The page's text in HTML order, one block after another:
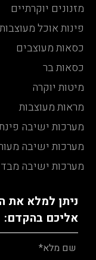
מזנונים יוקרתיים
פינות אוכל מעוצבות
כסאות מעוצבים
כסאות בר
מיטות יוקרה
מראות מעוצבות
מערכות ישיבה
מערכות ישיבה
מערכות ישיבה מבד
ניתן למלא את
אליכם בהקדם: